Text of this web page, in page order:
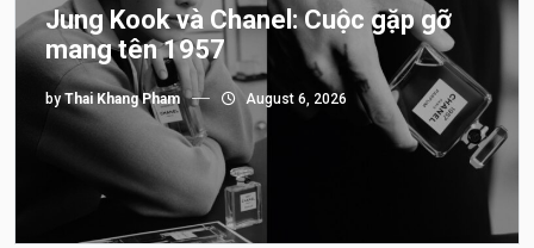
Jung Kook và Chanel: Cuộc gặp gỡ
mang tên 1957
byThai Khang Pham August 6, 2026